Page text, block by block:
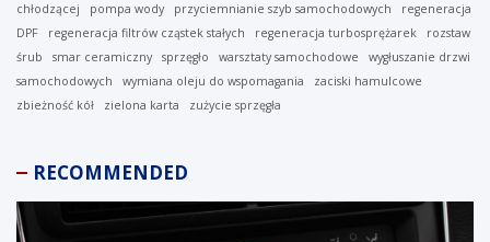
chłodzącej
pompa wody przyciemnianie szyb samochodowych
regeneracja
DPF
regeneracja filtrów cząstek stałych regeneracja turbosprężarek
rozstaw
śrub
smar ceramiczny sprzęgło warsztaty samochodowe
wygłuszanie drzwi
samochodowych
wymiana oleju do wspomagania
zaciski hamulcowe
zbieżność kół
zielona karta zużycie sprzęgła
RECOMMENDED